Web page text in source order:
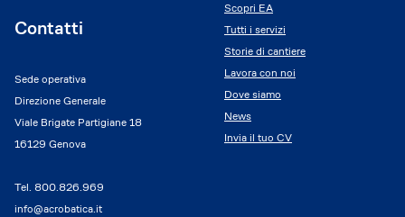
Contatti
Sede operativa
Direzione Generale
Viale Brigate Partigiane 18
16129 Genova
Tel. 800.826.969
info@acrobatica.it
Scopri EA
Tutti i servizi
Storie di cantiere
Lavora con noi
Dove siamo
News
Invia il tuo CV